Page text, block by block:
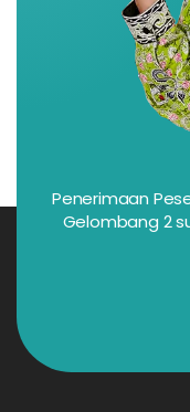
Penerimaan
Gelombang 2